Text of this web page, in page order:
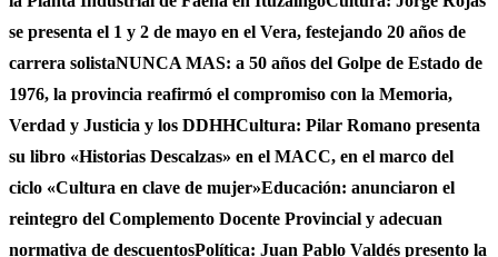
se presenta el 1 y 2 de mayo en el Vera, festejando 20 años de
carrera solistaNUNCA MAS: a 50 años del Golpe de Estado de
1976, la provincia reafirmó el compromiso con la Memoria,
Verdad y Justicia y los DDHHCultura: Pilar Romano presenta
su libro «Historias Descalzas» en el MACC, en el marco del
ciclo «Cultura en clave de mujer»Educación: anunciaron el
reintegro del Complemento Docente Provincial y adecuan
normativa de descuentosPolítica: Juan Pablo Valdés presento la